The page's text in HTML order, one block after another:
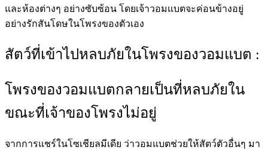
และห้องต่างๆ อย่างซับซ้อน โดยเจ้าวอมแบตจะค่อนข้างอยู่
อย่างรักสันโดษในโพรงของตัวเอง
สัตว์ที่เข้าไปหลบภัยในโพรงของวอมแบต :
โพรงของวอมแบตกลายเป็นที่หลบภัยใน
ขณะที่เจ้าของโพรงไม่อยู่
จากการแชร์ในโซเชียลมีเดีย ว่าวอมแบตช่วยให้สัตว์ตัวอื่นๆ มา